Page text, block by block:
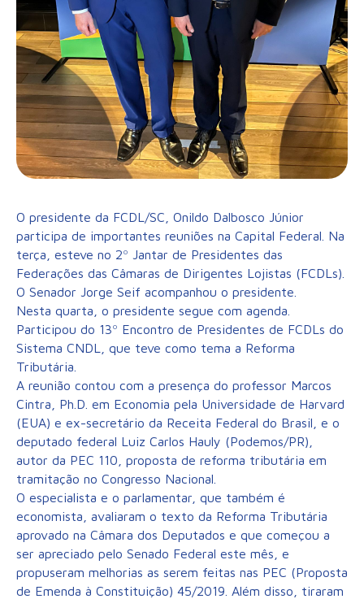
O presidente da FCDL/SC, Onildo Dalbosco Júnior
participa de importantes reuniões na Capital Federal. Na
terça, esteve no 2º Jantar de Presidentes das
Federações das Câmaras de Dirigentes Lojistas (FCDLs).
O Senador Jorge Seif acompanhou o presidente.
Nesta quarta, o presidente segue com agenda.
Participou do 13º Encontro de Presidentes de FCDLs do
Sistema CNDL, que teve como tema a Reforma
Tributária.
A reunião contou com a presença do professor Marcos
Cintra, Ph.D. em Economia pela Universidade de Harvard
(EUA) e ex-secretário da Receita Federal do Brasil, e o
deputado federal Luiz Carlos Hauly (Podemos/PR),
autor da PEC 110, proposta de reforma tributária em
tramitação no Congresso Nacional.
O especialista e o parlamentar, que também é
economista, avaliaram o texto da Reforma Tributária
aprovado na Câmara dos Deputados e que começou a
ser apreciado pelo Senado Federal este mês, e
propuseram melhorias as serem feitas nas PEC (Proposta
de Emenda à Constituição) 45/2019. Além disso, tiraram